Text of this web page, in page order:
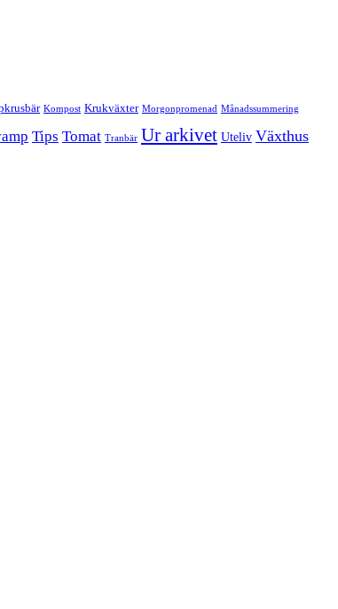
Kompost Krukväxter Morgonpromenad Månadssummering
Tips Tomat Tranbär Ur arkivet Uteliv Växthus